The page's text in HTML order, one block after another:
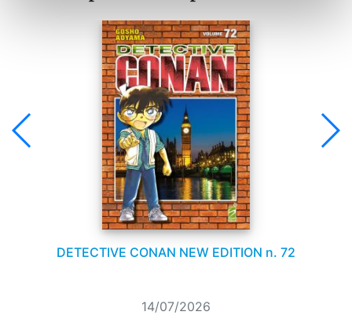
DETECTIVE CONAN NEW EDITION n. 72
14/07/2026